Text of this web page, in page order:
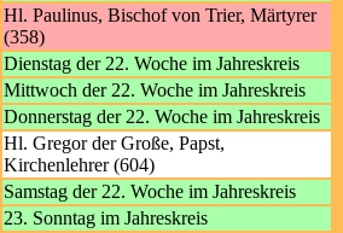
Hl. Paulinus, Bischof von Trier, Märtyrer
(358)
Dienstag der 22. Woche im Jahreskreis
Mittwoch der 22. Woche im Jahreskreis
Donnerstag der 22. Woche im Jahreskreis
Hl. Gregor der Große, Papst,
Kirchenlehrer (604)
Samstag der 22. Woche im Jahreskreis
23. Sonntag im Jahreskreis